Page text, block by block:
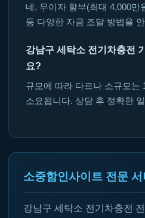
네, 무이자 할부(최대 4,000만
등 다양한 자금 조달 방법을
강남구 세탁소 전기차충전
요?
규모에 따라 다르나 소규모는
소요됩니다. 상담 후 정확한
소중함인사이트 전문
강남구 세탁소 전기차충전